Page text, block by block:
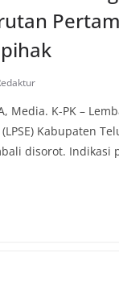
Media. K-PK –
Kabupaten
disorot. Indikasi